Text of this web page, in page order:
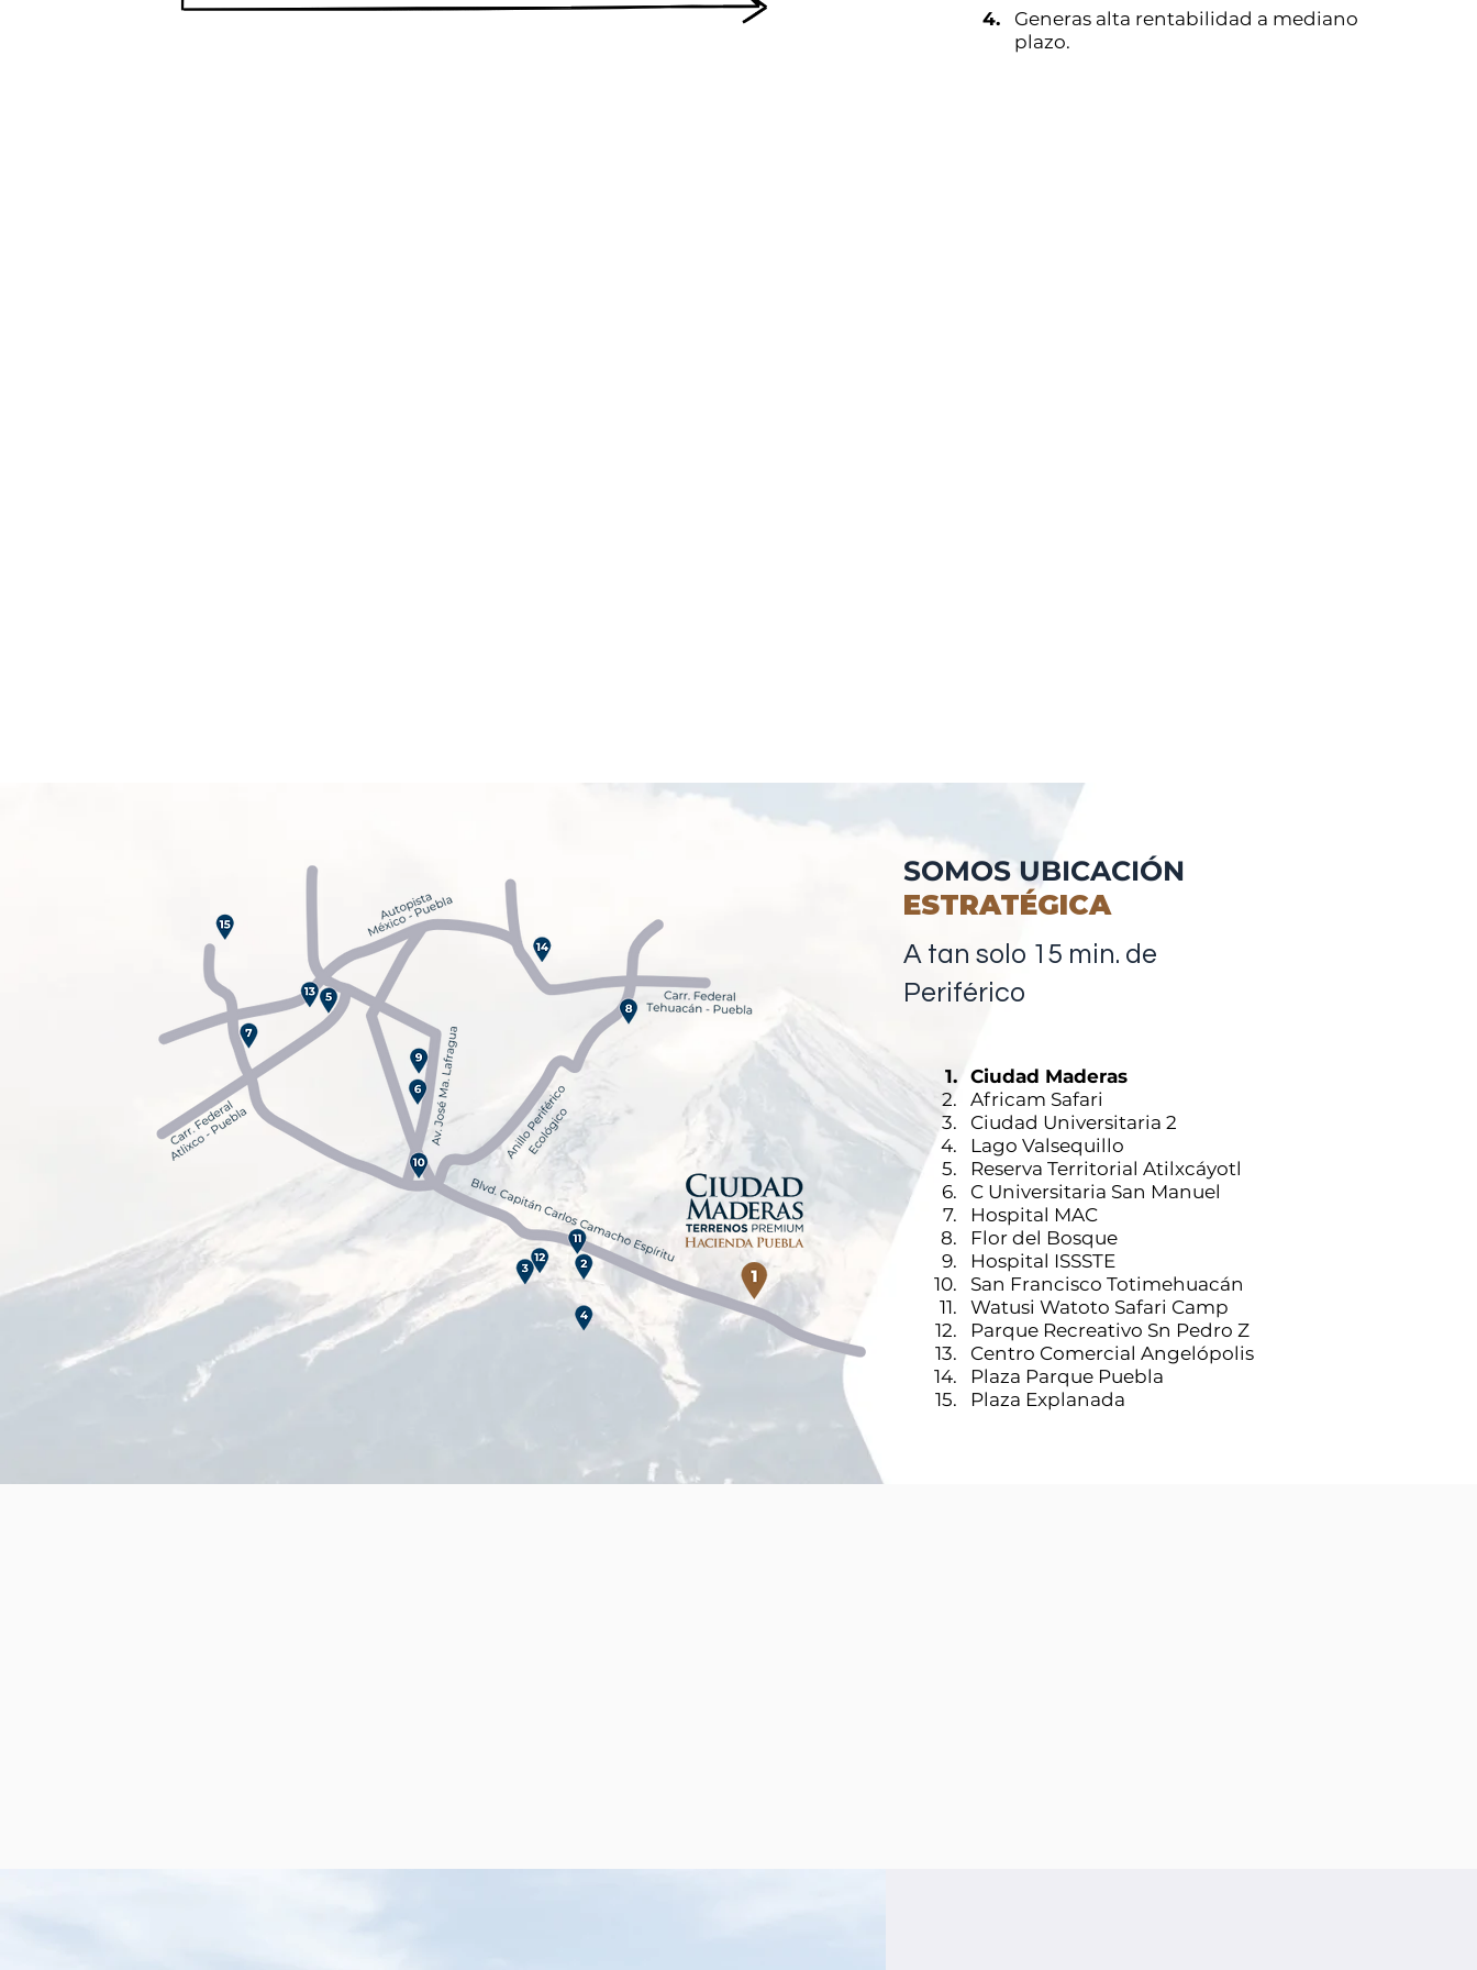
4.
Generas alta rentabilidad a mediano
plazo.
SOMOS UBICACIÓN
ESTRATÉGICA
A tan solo 15 min. de
Periférico
1.
2.
3.
4.
5.
6.
7.
8.
9.
10.
11.
12.
13.
14.
15.
Ciudad Maderas
Africam Safari
Ciudad Universitaria 2
Lago Valsequillo
Reserva Territorial Atilxcáyotl
C Universitaria San Manuel
Hospital MAC
Flor del Bosque
Hospital ISSSTE
San Francisco Totimehuacán
Watusi Watoto Safari Camp
Parque Recreativo Sn Pedro Z
Centro Comercial Angelópolis
Plaza Parque Puebla
Plaza Explanada